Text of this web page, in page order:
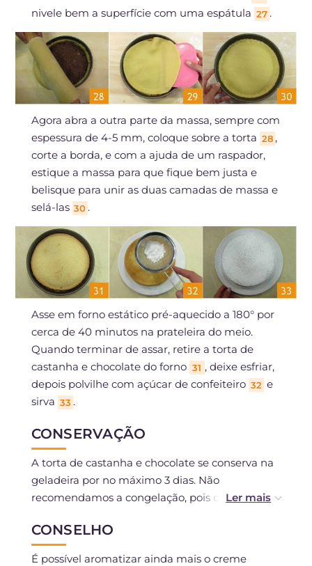
nivele bem a superfície com uma espátula 27 .
Agora abra a outra parte da massa, sempre com
espessura de 4-5 mm, coloque sobre a torta 28 ,
corte a borda, e com a ajuda de um raspador,
estique a massa para que fique bem justa e
belisque para unir as duas camadas de massa e
selá-las 30 .
Asse em forno estático pré-aquecido a 180° por
cerca de 40 minutos na prateleira do meio.
Quando terminar de assar, retire a torta de
castanha e chocolate do forno 31 , deixe esfriar,
depois polvilhe com açúcar de confeiteiro 32 e
sirva 33 .
CONSERVAÇÃO
A torta de castanha e chocolate se conserva na
geladeira por no máximo 3 dias. Não
recomendamos a congelação, pois o recheio
CONSELHO
É possível aromatizar ainda mais o creme